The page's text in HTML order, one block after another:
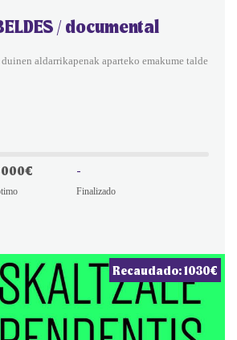
/ documental
aldarrikapenak aparteko emakume talde
-
Finalizado
Recaudado: 1030€